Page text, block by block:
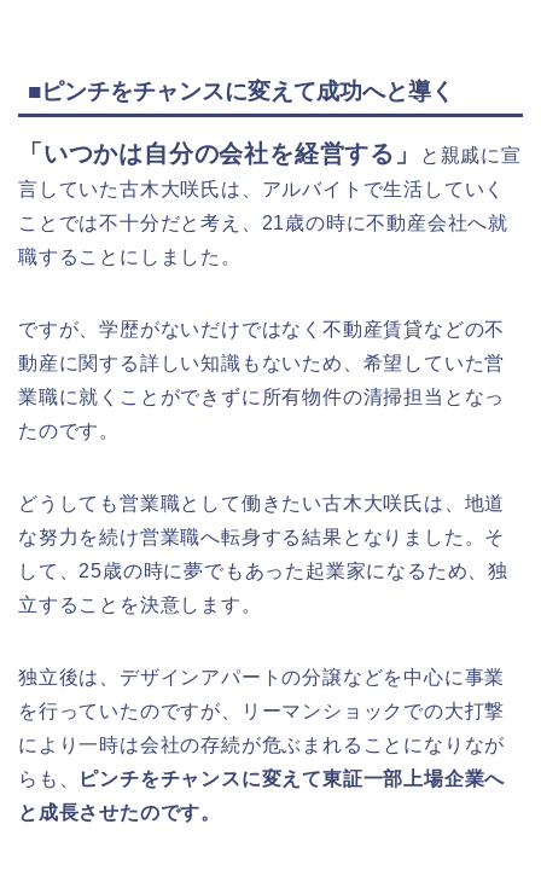
■ピンチをチャンスに変えて成功へと導く
「いつかは自分の会社を経営する」
と親戚に宣
言していた古木大咲氏は、アルバイトで生活していく
ことでは不十分だと考え、21歳の時に不動産会社へ就
職することにしました。
ですが、学歴がないだけではなく不動産賃貸などの不
動産に関する詳しい知識もないため、希望していた営
業職に就くことができずに所有物件の清掃担当となっ
たのです。
どうしても営業職として働きたい古木大咲氏は、地道
な努力を続け営業職へ転身する結果となりました。そ
して、25歳の時に夢でもあった起業家になるため、独
立することを決意します。
独立後は、デザインアパートの分譲などを中心に事業
を行っていたのですが、リーマンショックでの大打撃
により一時は会社の存続が危ぶまれることになりなが
らも、
ピンチをチャンスに変えて東証一部上場企業へ
と成長させたのです。